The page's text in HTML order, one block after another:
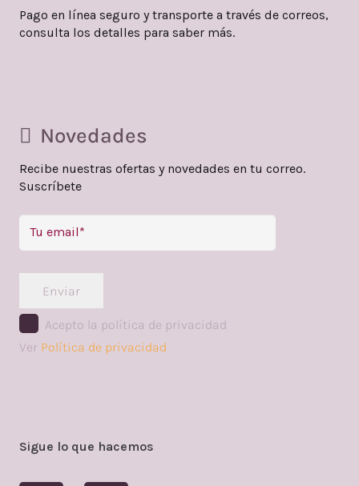
Pago en línea seguro y transporte a través de correos,
consulta los detalles para saber más.
Novedades
Recibe nuestras ofertas y novedades en tu correo.
Suscríbete
Enviar
Acepto la política de privacidad
Ver Política de privacidad
Sigue lo que hacemos